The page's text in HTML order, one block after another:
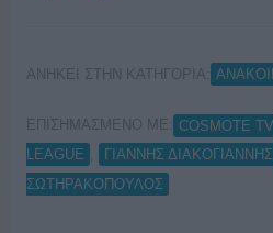
ΑΝΗΚΕΙ ΣΤΗΝ ΚΑΤΗΓΟΡΙΑ:
ΕΠΙΣΗΜΑΣΜΕΝΟ ΜΕ: COSMOTE TV
LEAGUE
ΓΙΑΝΝΗΣ ΔΙΑΚΟΓΙΑΝΝΗΣ
ΣΩΤΗΡΑΚΟΠΟΥΛΟΣ